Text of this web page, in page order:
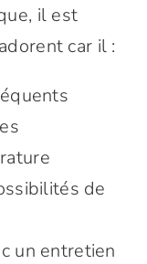
il est
car il :
de
un entretien